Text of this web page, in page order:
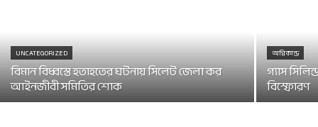
UNCATEGORIZED
বিমান বিধ্বস্তে হতাহতের ঘটনায় সিলেট জেলা কর
আইনজীবী সমিতির শোক
অগ্নিকান্ড
গ্যাস
বিস্ফোরণ